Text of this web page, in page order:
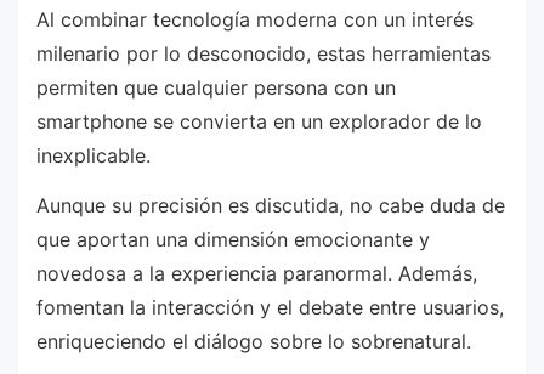
Al combinar tecnología moderna con un interés
milenario por lo desconocido, estas herramientas
permiten que cualquier persona con un
smartphone se convierta en un explorador de lo
inexplicable.
Aunque su precisión es discutida, no cabe duda de
que aportan una dimensión emocionante y
novedosa a la experiencia paranormal. Además,
fomentan la interacción y el debate entre usuarios,
enriqueciendo el diálogo sobre lo sobrenatural.